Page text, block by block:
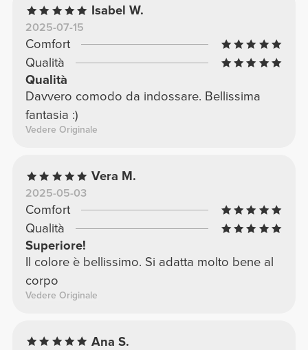
Isabel W.
2025-07-15
Comfort
Qualità
Qualità
Davvero comodo da indossare. Bellissima
fantasia :)
Vedere Originale
Vera M.
2025-05-03
Comfort
Qualità
Superiore!
Il colore è bellissimo. Si adatta molto bene al
corpo
Vedere Originale
Ana S.